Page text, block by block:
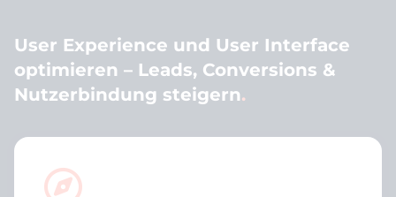
User Experience und User Interface
optimieren – Leads, Conversions &
Nutzerbindung steigern